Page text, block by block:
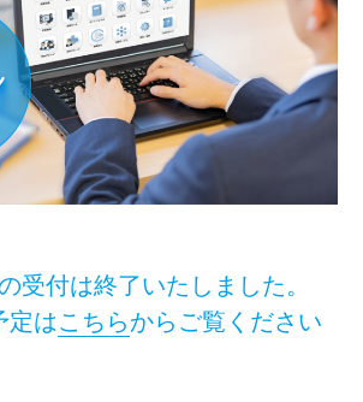
受付は終了いたしました。
定はこちらからご覧ください